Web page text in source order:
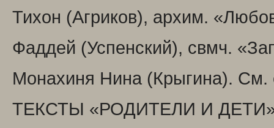
Тихон (Агриков), архим.
Фаддей (Успенский), свмч.
Монахиня Нина (Крыгина). См.
ТЕКСТЫ «РОДИТЕЛИ И